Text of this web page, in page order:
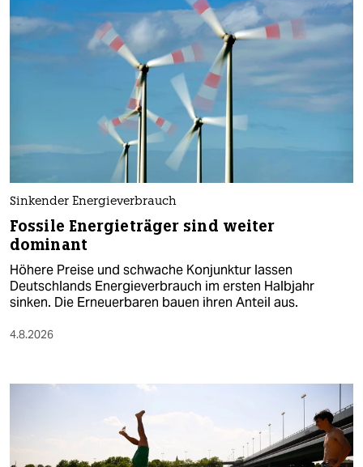
Sinkender Energieverbrauch
Fossile Energieträger sind weiter
dominant
Höhere Preise und schwache Konjunktur lassen
Deutschlands Energieverbrauch im ersten Halbjahr
sinken. Die Erneuerbaren bauen ihren Anteil aus.
4.8.2026